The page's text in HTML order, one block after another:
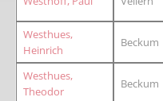
Westhues,
Heinrich
Beckum
Westhues,
Theodor
Beckum